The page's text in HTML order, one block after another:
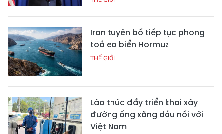
Iran tuyên bố tiếp tục phong
toả eo biển Hormuz
THẾ GIỚI
Lào thúc đẩy triển khai xây
đường ống xăng dầu nối với
Việt Nam